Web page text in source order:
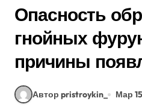
Опасность
гнойных
причины
Автор pristroykin_ Мар